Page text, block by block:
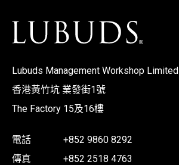
Lubuds Management Workshop Limited
香港黃竹坑 業發街1號
The Factory 15及16樓
電話
+852 9860 8292
傳真
+852 2518 4763